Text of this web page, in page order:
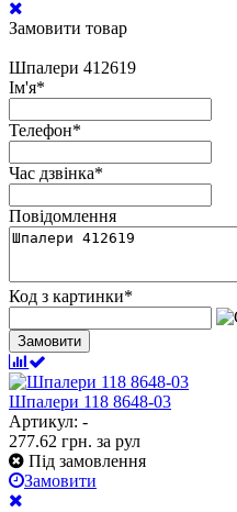
Замовити товар
Шпалери 412619
Ім'я*
Телефон*
Час дзвінка*
Повідомлення
Код з картинки*
Замовити
Шпалери 118 8648-03
Артикул: -
277.62 грн. за рул
Під замовлення
Замовити